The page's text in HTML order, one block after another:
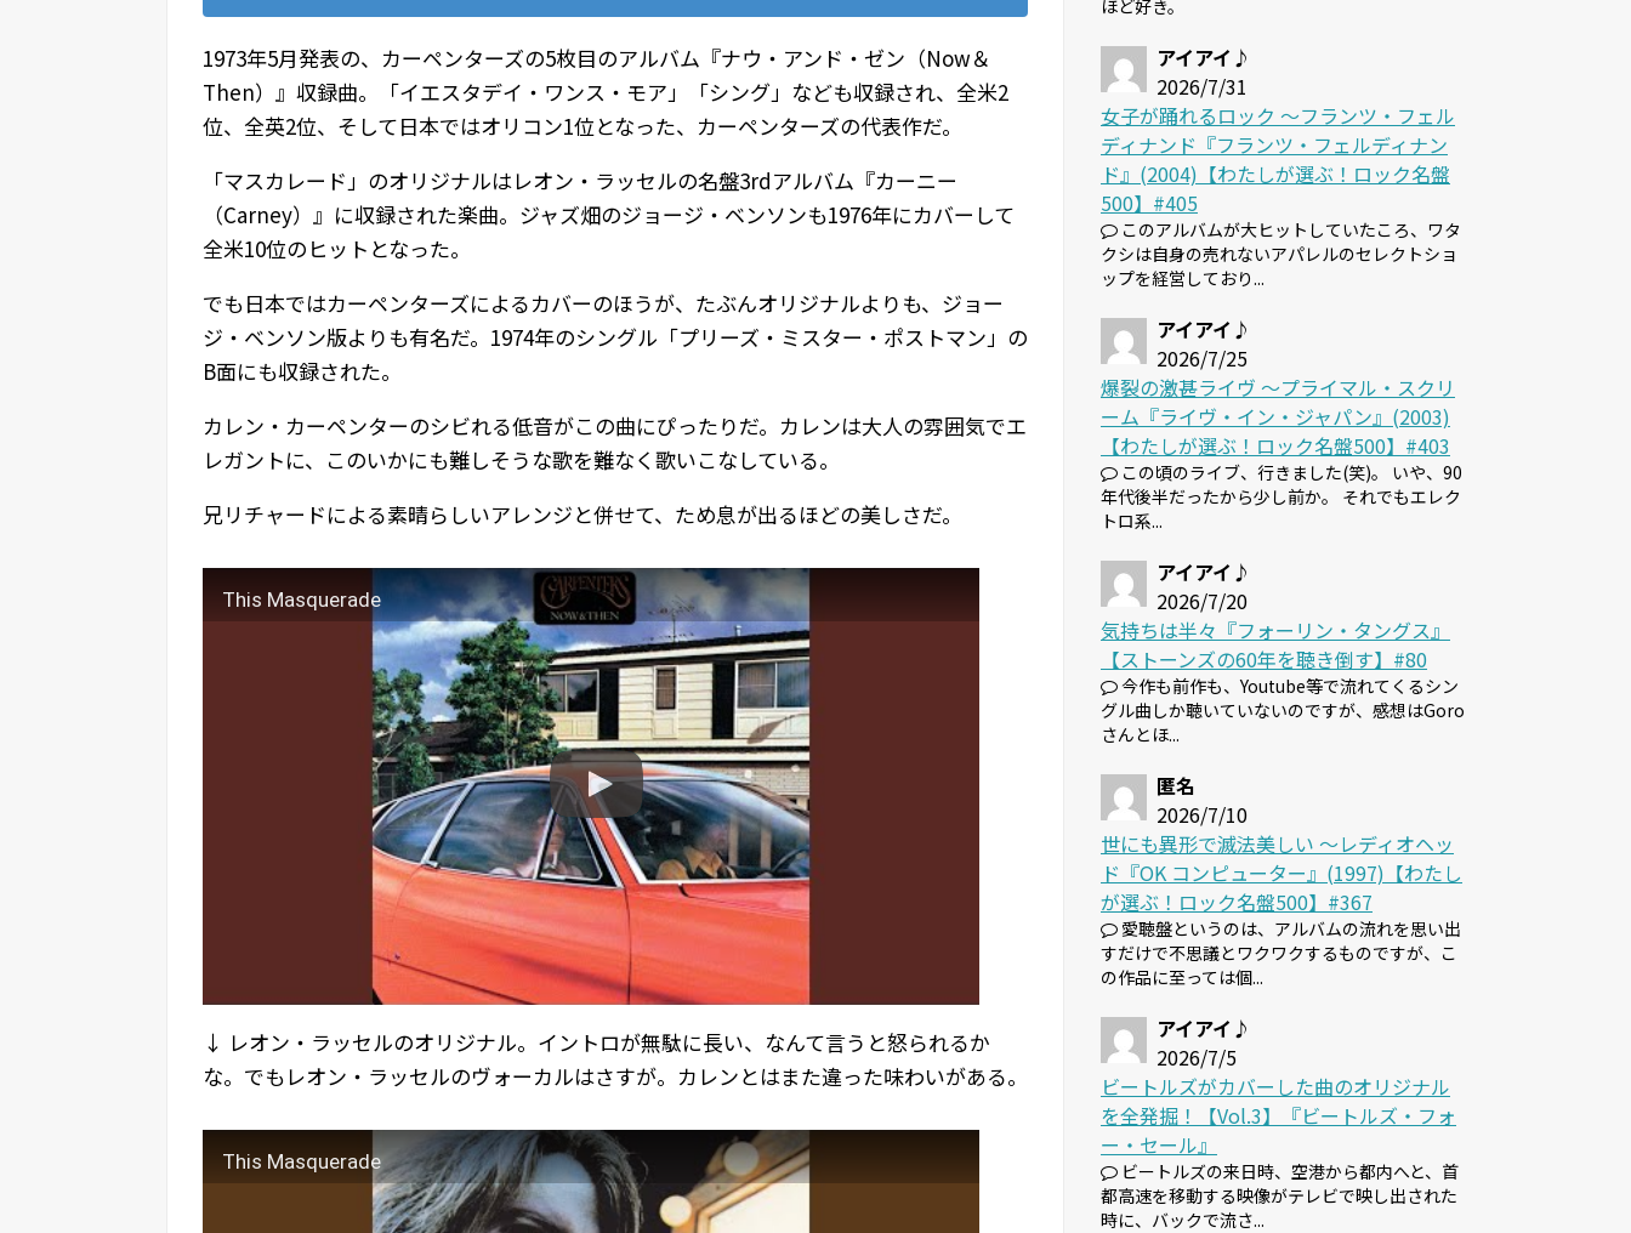
1973年5月発表の、カーペンターズの5枚目のアルバム『ナウ・アンド・ゼン（Now＆
Then）』収録曲。「イエスタデイ・ワンス・モア」「シング」なども収録され、全米2
位、全英2位、そして日本ではオリコン1位となった、カーペンターズの代表作だ。
「マスカレード」のオリジナルはレオン・ラッセルの名盤3rdアルバム『カーニー
（Carney）』に収録された楽曲。ジャズ畑のジョージ・ベンソンも1976年にカバーして
全米10位のヒットとなった。
でも日本ではカーペンターズによるカバーのほうが、たぶんオリジナルよりも、ジョー
ジ・ベンソン版よりも有名だ。1974年のシングル「プリーズ・ミスター・ポストマン」の
B面にも収録された。
カレン・カーペンターのシビれる低音がこの曲にぴったりだ。カレンは大人の雰囲気でエ
レガントに、このいかにも難しそうな歌を難なく歌いこなしている。
兄リチャードによる素晴らしいアレンジと併せて、ため息が出るほどの美しさだ。
This Masquerade
↓ レオン・ラッセルのオリジナル。イントロが無駄に長い、なんて言うと怒られるか
な。でもレオン・ラッセルのヴォーカルはさすが。カレンとはまた違った味わいがある。
This Masquerade
ほど好き。
アイアイ♪
2026/7/31
女子が踊れるロック 〜フランツ・フェル
ディナンド『フランツ・フェルディナン
ド』(2004)【わたしが選ぶ！ロック名盤
500】#405
このアルバムが大ヒットしていたころ、ワタ
クシは自身の売れないアパレルのセレクトショ
ップを経営しており...
アイアイ♪
2026/7/25
爆裂の激甚ライヴ 〜プライマル・スクリ
ーム『ライヴ・イン・ジャパン』(2003)
【わたしが選ぶ！ロック名盤500】#403
この頃のライブ、行きました(笑)。 いや、90
年代後半だったから少し前か。 それでもエレク
トロ系...
アイアイ♪
2026/7/20
気持ちは半々『フォーリン・タングス』
【ストーンズの60年を聴き倒す】#80
今作も前作も、Youtube等で流れてくるシン
グル曲しか聴いていないのですが、感想はGoro
さんとほ...
匿名
2026/7/10
世にも異形で滅法美しい 〜レディオヘッ
ド『OK コンピューター』(1997)【わたし
が選ぶ！ロック名盤500】#367
愛聴盤というのは、アルバムの流れを思い出
すだけで不思議とワクワクするものですが、こ
の作品に至っては個...
アイアイ♪
2026/7/5
ビートルズがカバーした曲のオリジナル
を全発掘！【Vol.3】『ビートルズ・フォ
ー・セール』
ビートルズの来日時、空港から都内へと、首
都高速を移動する映像がテレビで映し出された
時に、バックで流さ...